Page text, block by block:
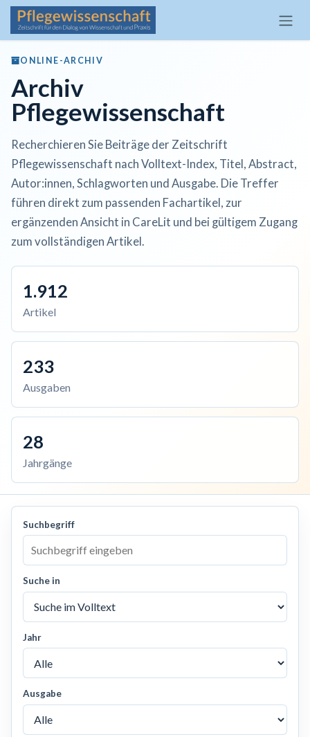
Zum Inhalt springen
ONLINE-ARCHIV
Archiv
Pflegewissenschaft
Recherchieren Sie Beiträge der Zeitschrift
Pflegewissenschaft nach Volltext-Index, Titel, Abstract,
Autor:innen, Schlagworten und Ausgabe. Die Treffer
führen direkt zum passenden Fachartikel, zur
ergänzenden Ansicht in CareLit und bei gültigem Zugang
zum vollständigen Artikel.
1.912
Artikel
233
Ausgaben
28
Jahrgänge
Suchbegriff
Suche in
Jahr
Ausgabe